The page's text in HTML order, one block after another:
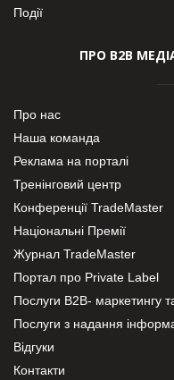
Події
ПРО В2В
Про нас
Наша команда
Реклама на порталі
Тренінговий центр
Конференції TradeMaster
Національні Премії
Журнал TradeMaster
Портал про Private Label
Послуги В2В- маркетингу
Послуги з надання
Відгуки
Контакти